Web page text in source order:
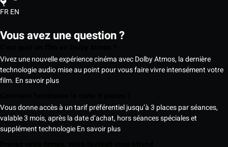
FREN
Vous avez une question ?
Vivez une nouvelle expérience cinéma avec Dolby Atmos, la dernière
technologie audio mise au point pour vous faire vivre intensément votre
film. En savoir plus
Vous donne accès à un tarif préférentiel jusqu’à 3 places par séances,
valable 3 mois, après la date d’achat, hors séances spéciales et
supplément technologieEn savoir plus